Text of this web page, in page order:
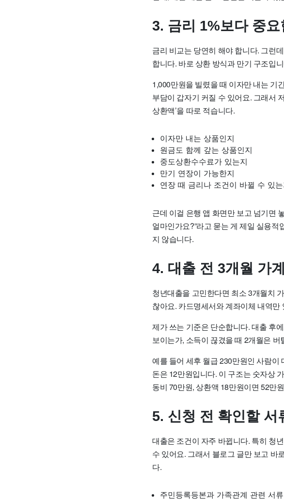
3. 금리 1%보다 중
금리 비교는 당연히 해야 합니다. 그런
합니다. 바로 상환 방식과 만기 구조입
1,000만원을 빌렸을 때 이자만 내는 기
부담이 갑자기 커질 수 있어요. 그래서
상환액’을 따로 적습니다.
이자만 내는 상품인지
원금도 함께 갚는 상품인지
중도상환수수료가 있는지
만기 연장이 가능한지
연장 때 금리나 조건이 바뀔 수 있는
근데 이걸 은행 앱 화면만 보고 넘기면
얼마인가요?”라고 묻는 게 제일 실용
지 않습니다.
4. 대출 전 3개월 가
청년대출을 고민한다면 최소 3개월치
찮아요. 카드명세서와 계좌이체 내역만
제가 쓰는 기준은 단순합니다. 대출 후
보이는가, 소득이 끊겼을 때 2개월은
예를 들어 세후 월급 230만원인 사람
돈은 12만원입니다. 이 구조는 숫자상
동비 70만원, 상환액 18만원이면 52만
5. 신청 전 확인할 서
대출은 조건이 자주 바뀝니다. 특히 청
수 있어요. 그래서 블로그 글만 보고 바
다.
주민등록등본과 가족관계 관련 서류